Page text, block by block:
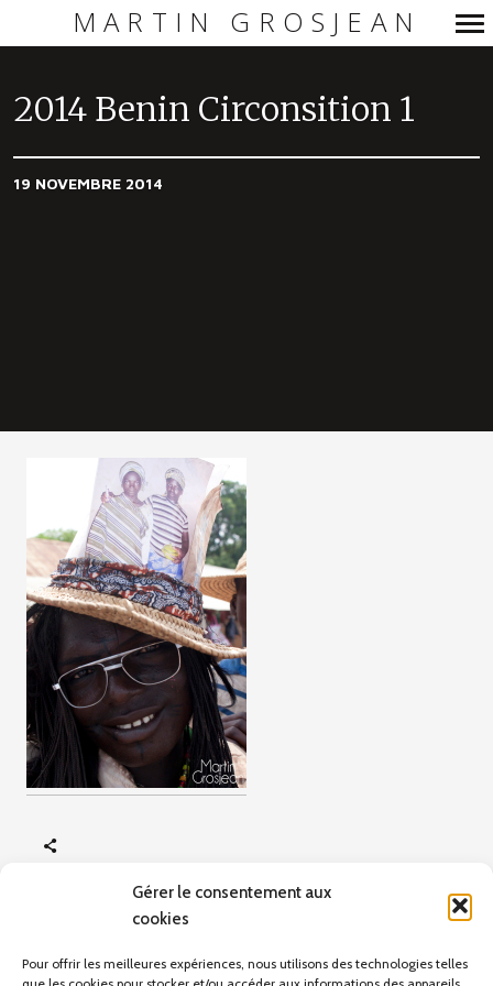
Gérer le consentement aux
cookies
Pour offrir les meilleures expériences, nous utilisons des technologies telles
principale
MARTIN GROSJEAN
2014 Benin Circonsition 1
19 NOVEMBRE 2014
Portraits Benin